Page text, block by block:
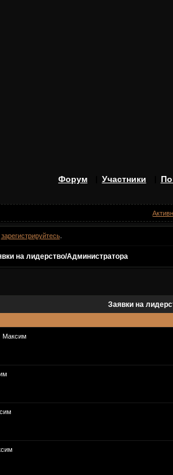
Форум Участники
зарегистрируйтесь.
на лидерство/Администратора
Заявки на
Максим